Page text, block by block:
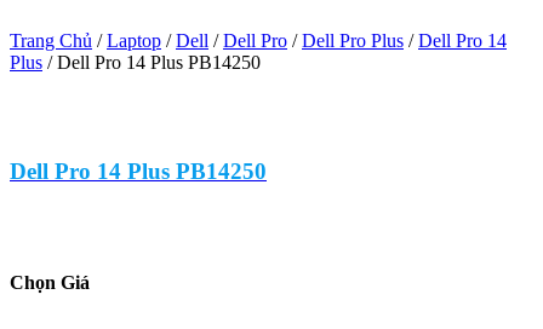
Trang Chủ /Laptop /Dell /Dell Pro /Dell Pro Plus /Dell Pro 14
Plus /Dell Pro 14 Plus PB14250
Dell Pro 14 Plus PB14250
Chọn Giá